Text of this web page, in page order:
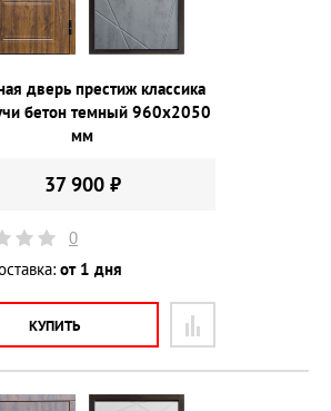
дверь престиж классика
бетон темный 960х2050
мм
37 900 ₽
0
от 1 дня
КУПИТЬ